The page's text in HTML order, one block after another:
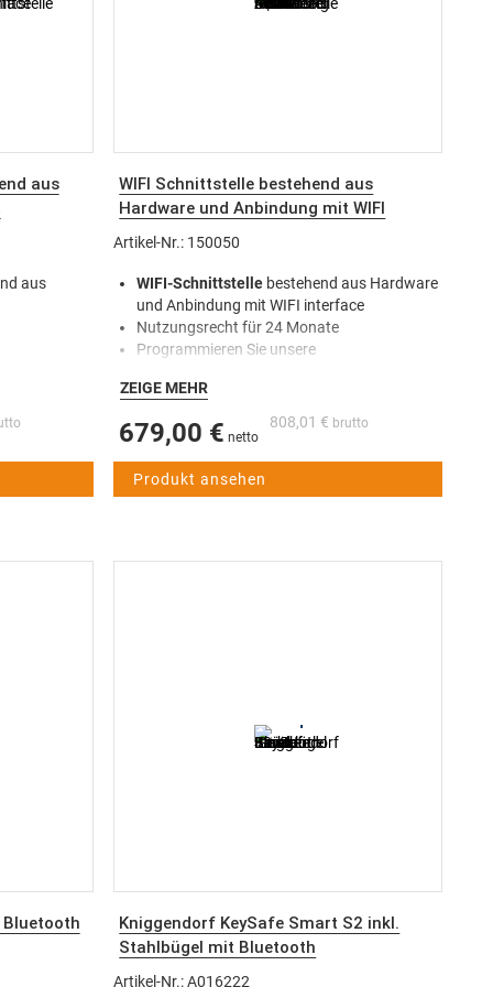
aus
inkl.
aus
über
Das
Display
WIFI Schnittstelle bestehend aus
Hardware und Anbindung mit WIFI
Interface | 24 Monate inkl.
Artikel-Nr.: 150050
WIFI-Schnittstelle bestehend aus Hardware
und Anbindung mit WIFI interface
Nutzungsrecht für 24 Monate
Programmieren Sie unsere
Webinterface (Tablet und Smartphone). Das
Modul wird innen, hinten am Touch-Display
aufgesteckt.
ZEIGE MEHR
808,01 €
679,00 €
Produkt ansehen
Bluetooth
Kniggendorf KeySafe Smart S2 inkl.
Stahlbügel mit Bluetooth
Artikel-Nr.: A016222